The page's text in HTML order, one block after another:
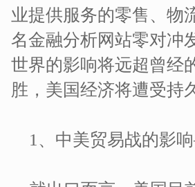
业提供服务的零售、物
名金融分析网站零对冲
世界的影响将远超曾经
胜，美国经济将遭受持
1、中美贸易战的影